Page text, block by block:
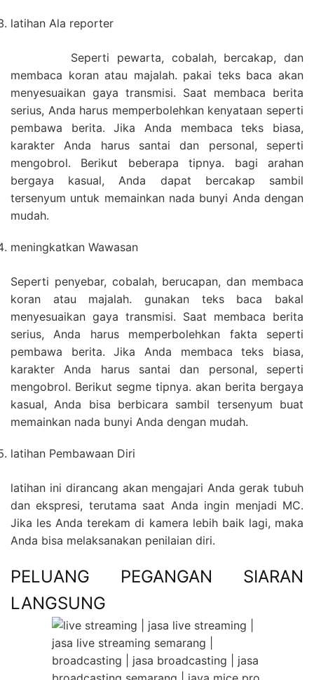
latihan Ala reporter
Seperti pewarta, cobalah, bercakap, dan
membaca koran atau majalah. pakai teks baca akan
menyesuaikan gaya transmisi. Saat membaca berita
serius, Anda harus memperbolehkan kenyataan seperti
pembawa berita. Jika Anda membaca teks biasa,
karakter Anda harus santai dan personal, seperti
mengobrol. Berikut beberapa tipnya. bagi arahan
bergaya kasual, Anda dapat bercakap sambil
tersenyum untuk memainkan nada bunyi Anda dengan
mudah.
meningkatkan Wawasan
Seperti penyebar, cobalah, berucapan, dan membaca
koran atau majalah. gunakan teks baca bakal
menyesuaikan gaya transmisi. Saat membaca berita
serius, Anda harus memperbolehkan fakta seperti
pembawa berita. Jika Anda membaca teks biasa,
karakter Anda harus santai dan personal, seperti
mengobrol. Berikut segme tipnya. akan berita bergaya
kasual, Anda bisa berbicara sambil tersenyum buat
memainkan nada bunyi Anda dengan mudah.
latihan Pembawaan Diri
latihan ini dirancang akan mengajari Anda gerak tubuh
dan ekspresi, terutama saat Anda ingin menjadi MC.
Jika les Anda terekam di kamera lebih baik lagi, maka
Anda bisa melaksanakan penilaian diri.
PELUANG PEGANGAN SIARAN
LANGSUNG